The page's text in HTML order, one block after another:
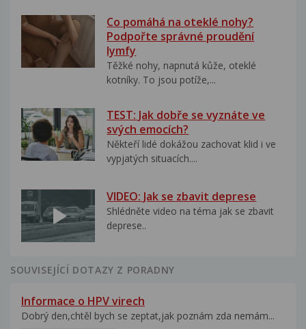
Co pomáhá na oteklé nohy?
Podpořte správné proudění
lymfy
Těžké nohy, napnutá kůže, oteklé
kotníky. To jsou potíže,...
TEST: Jak dobře se vyznáte ve
svých emocích?
Někteří lidé dokážou zachovat klid i ve
vypjatých situacích....
VIDEO: Jak se zbavit deprese
Shlédněte video na téma jak se zbavit
deprese..
SOUVISEJÍCÍ DOTAZY Z PORADNY
Informace o HPV virech
Dobrý den,chtěl bych se zeptat,jak poznám zda nemám...